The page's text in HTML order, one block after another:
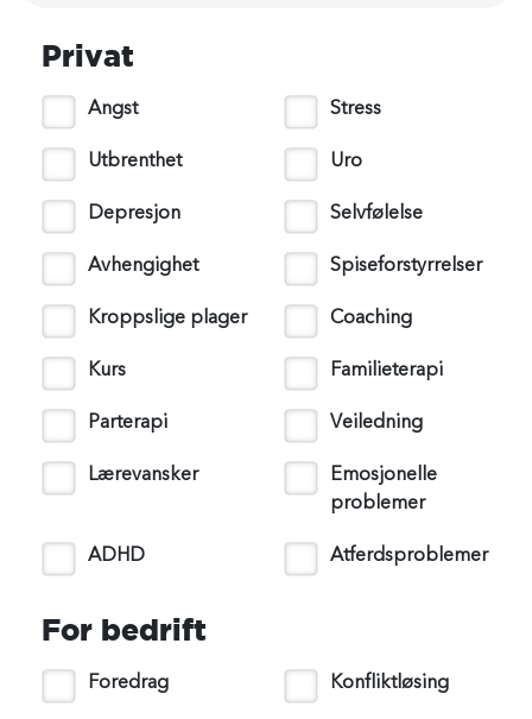
Privat
Angst Stress
Utbrenthet Uro
Depresjon Selvfølelse
Avhengighet Spiseforstyrrelser
Kroppslige plager Coaching
Kurs Familieterapi
Parterapi Veiledning
Lærevansker
Emosjonelle
problemer
ADHD Atferdsproblemer
For bedrift
Foredrag Konfliktløsing